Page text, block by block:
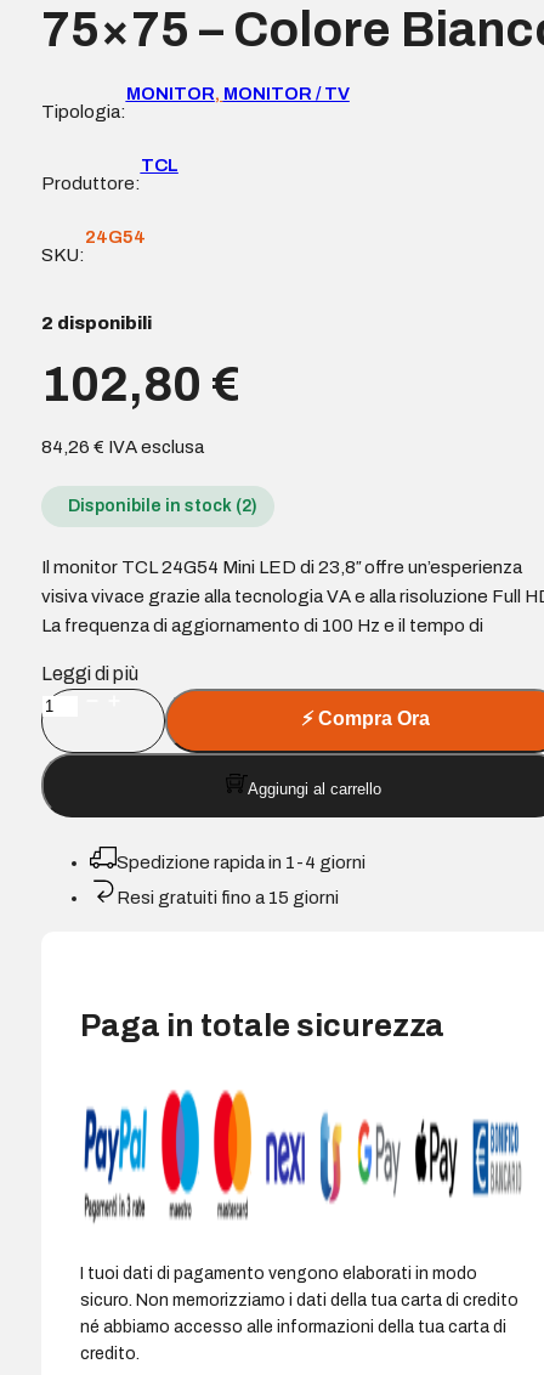
75×75 – Colore
Tipologia:
MONITOR, MONITOR / TV
Produttore:
TCL
SKU:
24G54
2 disponibili
102,80 €
84,26 € IVA esclusa
Disponibile in stock (2)
Il monitor TCL 24G54 Mini LED di 23,8″ offre un’esperienza
visiva vivace grazie alla tecnologia VA e alla risoluzione Full
La frequenza di aggiornamento di 100 Hz e il tempo di
Leggi di più
TCL
24G54
Monitor
23,8"
MiniLED
FHD
75x75
quantità
⚡Compra Ora
Aggiungi al carrello
Spedizione rapida in 1-4 giorni
Resi gratuiti fino a 15 giorni
Paga in totale sicurezza
I tuoi dati di pagamento vengono elaborati in modo
sicuro. Non memorizziamo i dati della tua carta di credito
né abbiamo accesso alle informazioni della tua carta di
credito.